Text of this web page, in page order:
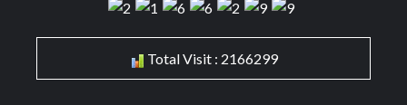
Total Visit : 2166299